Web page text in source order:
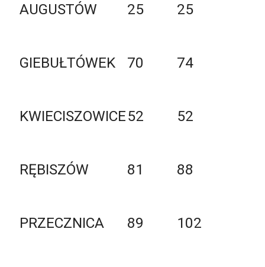
AUGUSTÓW 25 25
GIEBUŁTÓWEK 70 74
KWIECISZOWICE52 52
RĘBISZÓW 81 88
PRZECZNICA 89 102